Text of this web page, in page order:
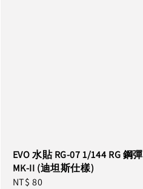
EVO 水貼 RG-07 1/144 RG 鋼彈
MK-II (迪坦斯仕樣)
Regular
NT$ 80